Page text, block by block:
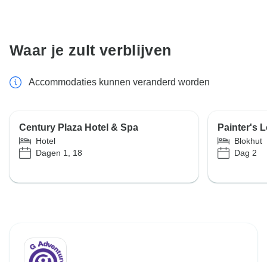
Waar je zult verblijven
Accommodaties kunnen veranderd worden
Century Plaza Hotel & Spa
Hotel
Dagen 1, 18
Painter's
Blokhut
Dag 2